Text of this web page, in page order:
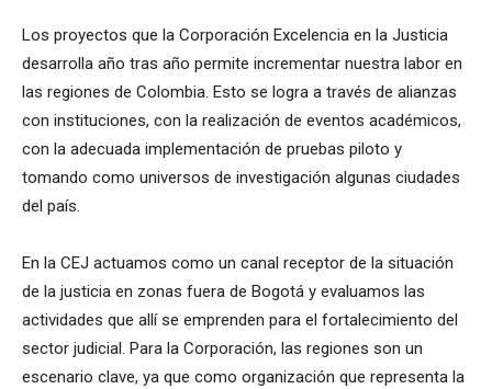
Los proyectos que la Corporación Excelencia en la Justicia
desarrolla año tras año permite incrementar nuestra labor en
las regiones de Colombia. Esto se logra a través de alianzas
con instituciones, con la realización de eventos académicos,
con la adecuada implementación de pruebas piloto y
tomando como universos de investigación algunas ciudades
del país.
En la CEJ actuamos como un canal receptor de la situación
de la justicia en zonas fuera de Bogotá y evaluamos las
actividades que allí se emprenden para el fortalecimiento del
sector judicial. Para la Corporación, las regiones son un
escenario clave, ya que como organización que representa la